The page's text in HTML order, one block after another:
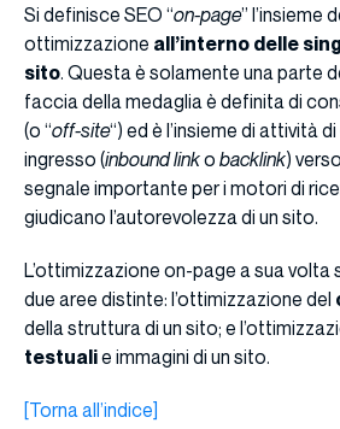
Si definisce SEO “on-page” l’insieme
ottimizzazione all’interno delle
sito. Questa è solamente una parte
faccia della medaglia è definita di
(o “off-site“) ed è l’insieme di attività
ingresso (inbound linko backlink)
segnale importante per i motori di
giudicano l’autorevolezza di un sito.
L’ottimizzazione on-page a sua volta
due aree distinte: l’ottimizzazione del
della struttura di un sito; e
testualie immagini di un sito.
[Torna all’indice]